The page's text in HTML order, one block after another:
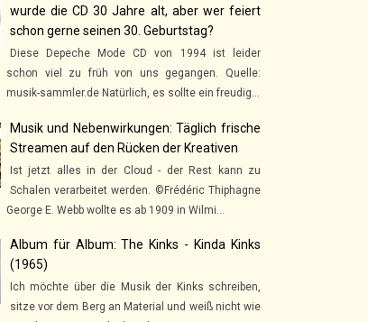
wurde die CD 30 Jahre alt, aber wer feiert
schon gerne seinen 30. Geburtstag?
Diese Depeche Mode CD von 1994 ist leider
schon viel zu früh von uns gegangen. Quelle:
musik-sammler.de Natürlich, es sollte ein freudig...
Musik und Nebenwirkungen: Täglich frische
Streamen auf den Rücken der Kreativen
Ist jetzt alles in der Cloud - der Rest kann zu
Schalen verarbeitet werden. ©Frédéric Thiphagne
George E. Webb wollte es ab 1909 in Wilmi...
Album für Album: The Kinks - Kinda Kinks
(1965)
Ich möchte über die Musik der Kinks schreiben,
sitze vor dem Berg an Material und weiß nicht wie